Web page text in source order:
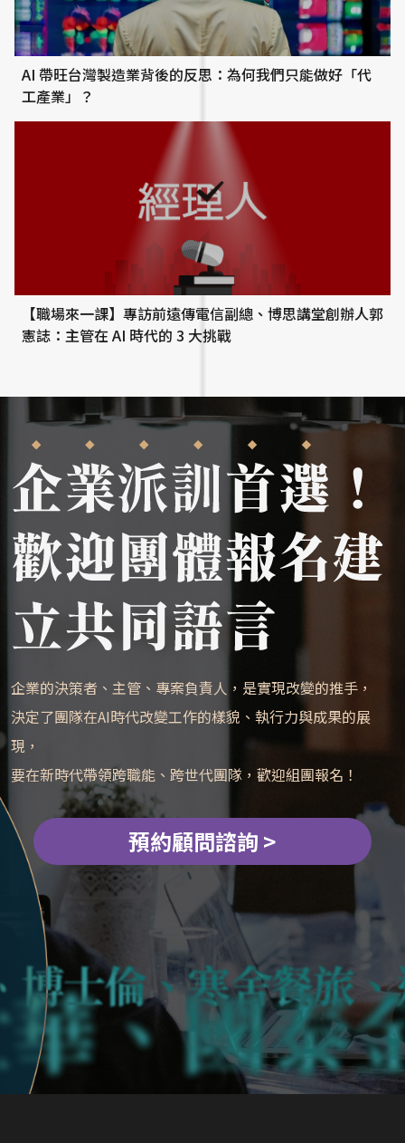
AI 帶旺台灣製造業背後的反思：為何我們只能做好「代
工產業」？
【職場來一課】專訪前遠傳電信副總、博思講堂創辦人郭
憲誌：主管在 AI 時代的 3 大挑戰
控、兆
倫、寒舍餐旅、遠
企業的決策者、主管、專案負責人，是實現改變的推手，
決定了團隊在AI時代改變工作的樣貌、執行力與成果的展
現，
要在新時代帶領跨職能、跨世代團隊，歡迎組團報名！
預約顧問諮詢 >